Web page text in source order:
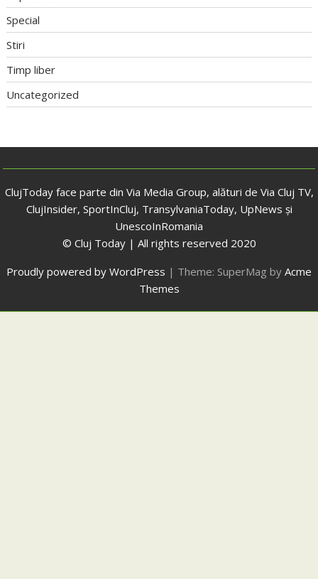
Special
Stiri
Timp liber
Uncategorized
ClujToday face parte din Via Media Group, alături de Via Cluj TV,
ClujInsider, SportInCluj, TransylvaniaToday, UpNews și
UnescoInRomania
© Cluj Today | All rights reserved 2020
Proudly powered by WordPress | Theme: SuperMag by Acme
Themes